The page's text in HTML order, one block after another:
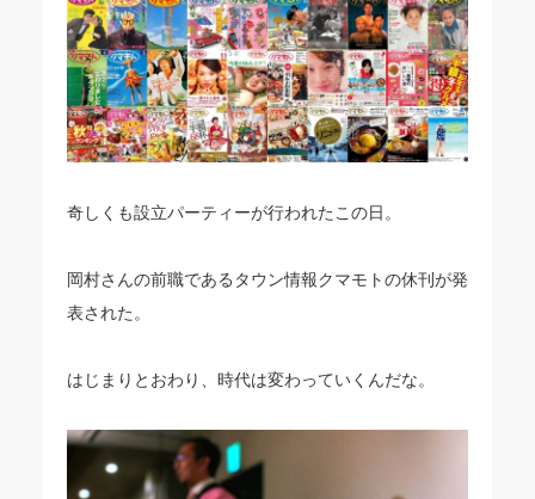
奇しくも設立パーティーが行われたこの日。
岡村さんの前職であるタウン情報クマモトの休刊が発
表された。
はじまりとおわり、時代は変わっていくんだな。